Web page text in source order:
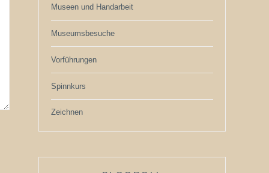
Museen und Handarbeit
Museumsbesuche
Vorführungen
Spinnkurs
Zeichnen